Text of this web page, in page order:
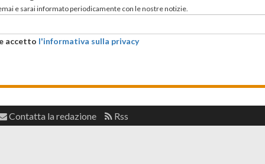
e sarai informato periodicamente con le nostre notizie.
accetto l'informativa sulla privacy
Contatta la redazione Rss